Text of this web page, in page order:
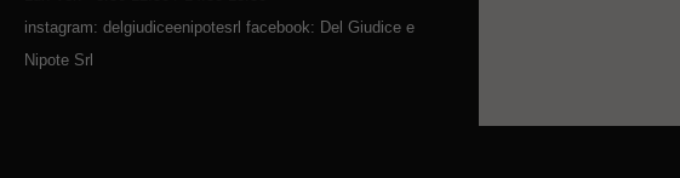
instagram: delgiudiceenipotesrl facebook: Del Giudice e
Nipote Srl